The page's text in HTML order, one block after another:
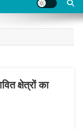
क्षेत्रों का